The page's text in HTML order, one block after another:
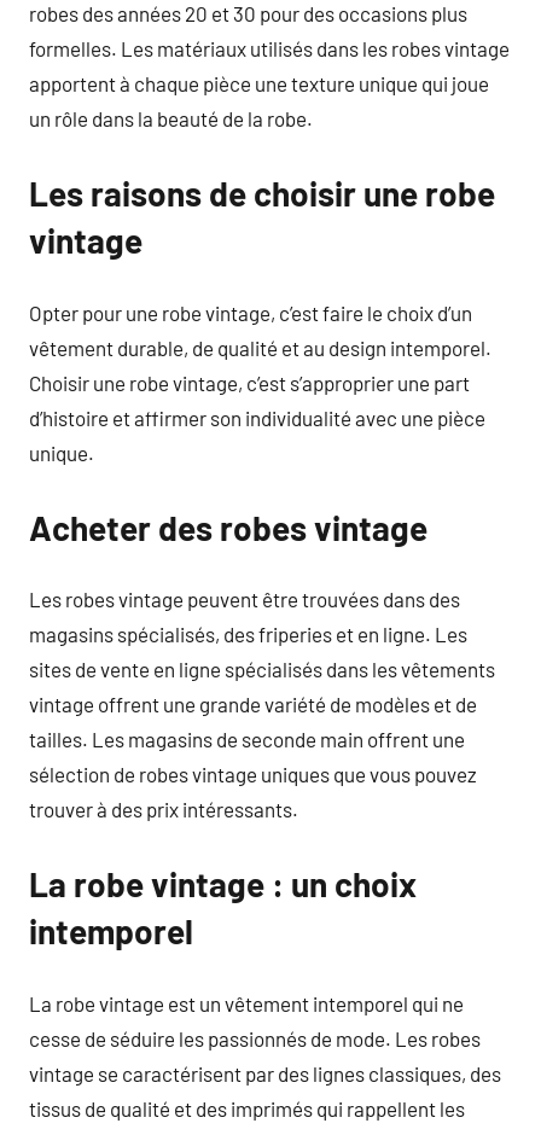
robes des années 20 et 30 pour des occasions plus
formelles. Les matériaux utilisés dans les robes vintage
apportent à chaque pièce une texture unique qui joue
un rôle dans la beauté de la robe.
Les raisons de choisir une robe
vintage
Opter pour une robe vintage, c’est faire le choix d’un
vêtement durable, de qualité et au design intemporel.
Choisir une robe vintage, c’est s’approprier une part
d’histoire et affirmer son individualité avec une pièce
unique.
Acheter des robes vintage
Les robes vintage peuvent être trouvées dans des
magasins spécialisés, des friperies et en ligne. Les
sites de vente en ligne spécialisés dans les vêtements
vintage offrent une grande variété de modèles et de
tailles. Les magasins de seconde main offrent une
sélection de robes vintage uniques que vous pouvez
trouver à des prix intéressants.
La robe vintage : un choix
intemporel
La robe vintage est un vêtement intemporel qui ne
cesse de séduire les passionnés de mode. Les robes
vintage se caractérisent par des lignes classiques, des
tissus de qualité et des imprimés qui rappellent les